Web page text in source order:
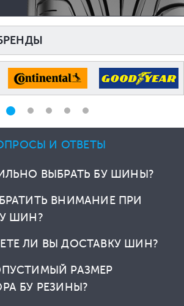
И ОТВЕТЫ
ВЫБРАТЬ БУ ШИНЫ?
ВНИМАНИЕ ПРИ
ШИН?
ЛИ ВЫ ДОСТАВКУ ШИН?
РАЗМЕР
БУ РЕЗИНЫ?